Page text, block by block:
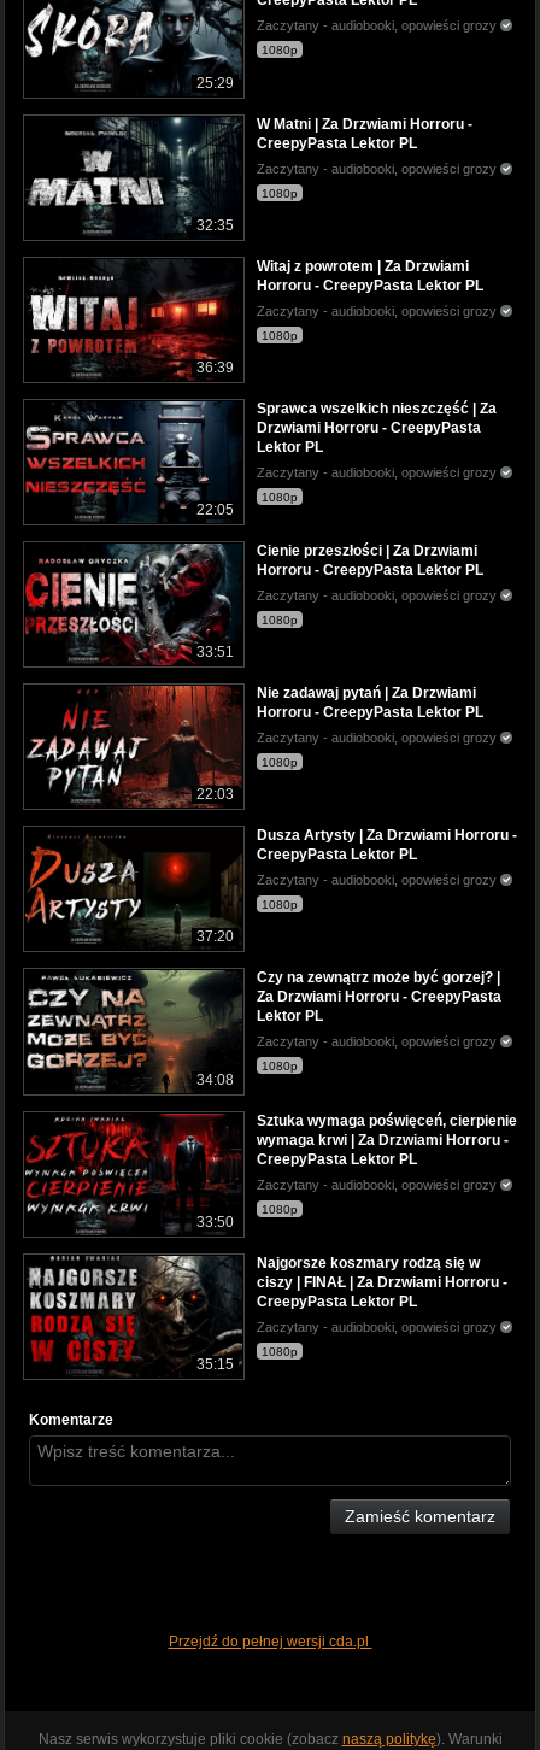
25:29
Zaczytany - audiobooki, opowieści grozy
1080p
32:35
W Matni | Za Drzwiami Horroru -
CreepyPasta Lektor PL
Zaczytany - audiobooki, opowieści grozy
1080p
36:39
Witaj z powrotem | Za Drzwiami
Horroru - CreepyPasta Lektor PL
Zaczytany - audiobooki, opowieści grozy
1080p
22:05
Sprawca wszelkich nieszczęść | Za
Drzwiami Horroru - CreepyPasta
Lektor PL
Zaczytany - audiobooki, opowieści grozy
1080p
33:51
Cienie przeszłości | Za Drzwiami
Horroru - CreepyPasta Lektor PL
Zaczytany - audiobooki, opowieści grozy
1080p
22:03
Nie zadawaj pytań | Za Drzwiami
Horroru - CreepyPasta Lektor PL
Zaczytany - audiobooki, opowieści grozy
1080p
37:20
Dusza Artysty | Za Drzwiami Horroru -
CreepyPasta Lektor PL
Zaczytany - audiobooki, opowieści grozy
1080p
34:08
Czy na zewnątrz może być gorzej? |
Za Drzwiami Horroru - CreepyPasta
Lektor PL
Zaczytany - audiobooki, opowieści grozy
1080p
33:50
Sztuka wymaga poświęceń, cierpienie
wymaga krwi | Za Drzwiami Horroru -
CreepyPasta Lektor PL
Zaczytany - audiobooki, opowieści grozy
1080p
35:15
Najgorsze koszmary rodzą się w
ciszy | FINAŁ | Za Drzwiami Horroru -
CreepyPasta Lektor PL
Zaczytany - audiobooki, opowieści grozy
1080p
Komentarze
Zamieść komentarz
Przejdź do pełnej wersji cda.pl
Nasz serwis wykorzystuje pliki cookie (zobacz naszą politykę). Warunki